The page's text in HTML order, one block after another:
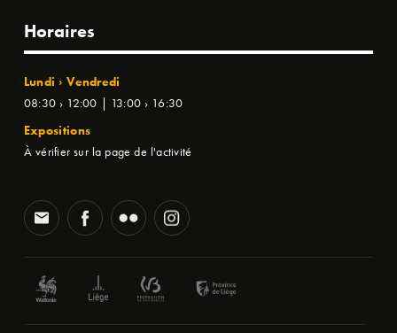
Horaires
Lundi › Vendredi
08:30 › 12:00 | 13:00 › 16:30
Expositions
À vérifier sur la page de l'activité